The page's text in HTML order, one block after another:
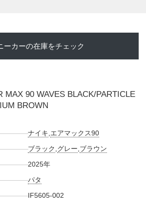
ーカーの在庫をチェック
MAX 90 WAVES BLACK/PARTICLE
BROWN
ナイキ エアマックス90
ブラック グレー ブラウン
2025年
パタ
IF5605-002